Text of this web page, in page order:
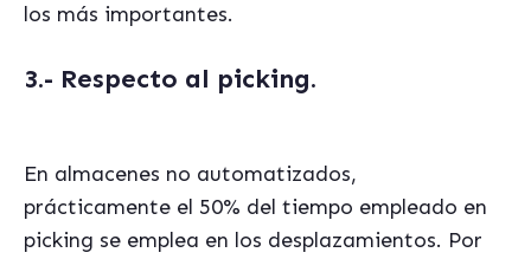
los más importantes.
3.- Respecto al picking.
En almacenes no automatizados,
prácticamente el 50% del tiempo empleado en
picking se emplea en los desplazamientos. Por